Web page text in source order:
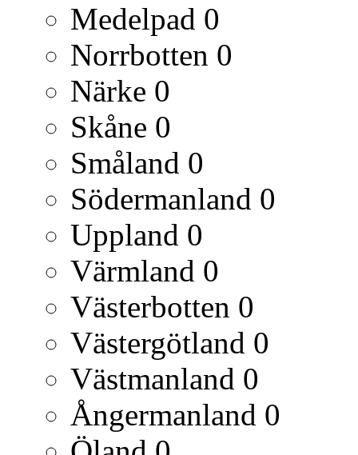
Medelpad 0
Norrbotten 0
Närke 0
Skåne 0
Småland 0
Södermanland 0
Uppland 0
Värmland 0
Västerbotten 0
Västergötland 0
Västmanland 0
Ångermanland 0